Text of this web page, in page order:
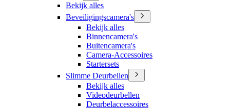
Bekijk alles
Beveiligingscamera's
Bekijk alles
Binnencamera's
Buitencamera's
Camera-Accessoires
Startersets
Slimme Deurbellen
Bekijk alles
Videodeurbellen
Deurbelaccessoires